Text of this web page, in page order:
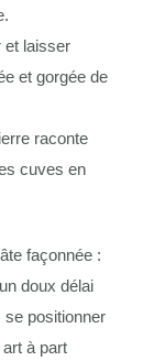
et laisser
et gorgée de
raconte
cuves en
façonnée :
doux délai
se positionner
à part